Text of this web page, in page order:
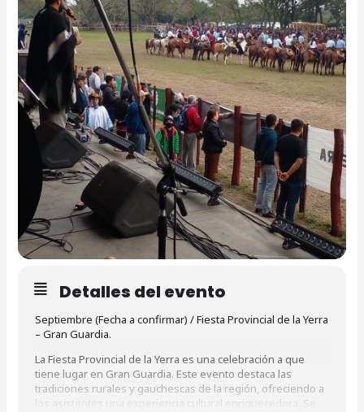
Detalles del evento
Septiembre (Fecha a confirmar) /Fiesta Provincial de la Yerra
– Gran Guardia.
La Fiesta Provincial de la Yerra es una celebración a que
tiene lugar en Gran Guardia. Este evento destaca las
tradiciones rurales y gauchescas de la región, ofreciendo a
los asistentes una experiencia cultural enriquecedora. Se